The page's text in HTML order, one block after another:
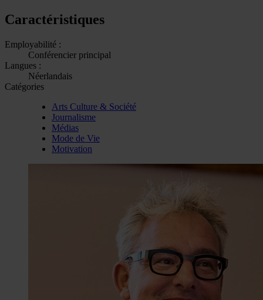
Caractéristiques
Employabilité :
Conférencier principal
Langues :
Néerlandais
Catégories
Arts Culture & Société
Journalisme
Médias
Mode de Vie
Motivation